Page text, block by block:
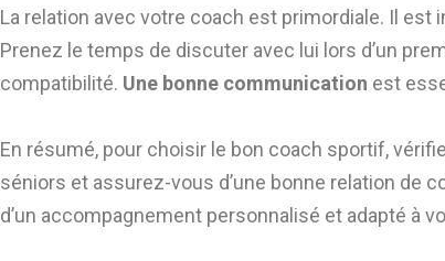
La relation avec votre coach est primordiale. Il est
Prenez le temps de discuter avec lui lors d’un
compatibilité. Une bonne communication est
En résumé, pour choisir le bon coach sportif,
séniors et assurez-vous d’une bonne relation de
d’un accompagnement personnalisé et adapté à